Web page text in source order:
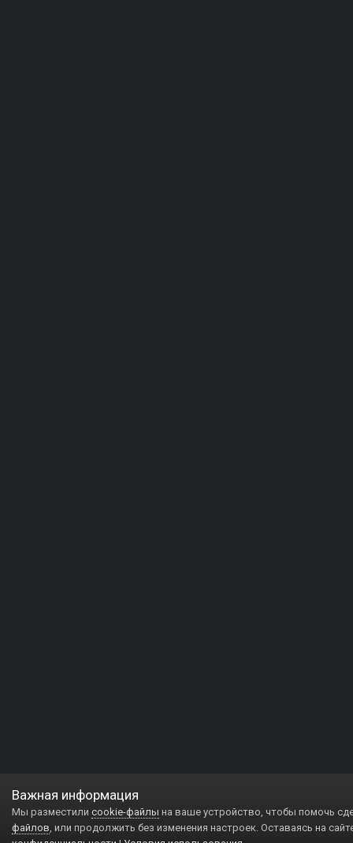
Важная информация
Мы разместили cookie-файлы на ваше устройство, чтобы помочь
файлов, или продолжить без изменения настроек. Оставаясь на